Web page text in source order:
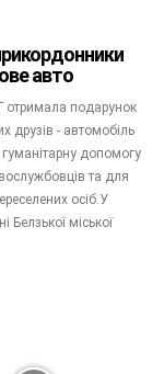
авто
отримала подарунок
друзів - автомобіль
допомогу
та для
осіб.У
Белзької міської